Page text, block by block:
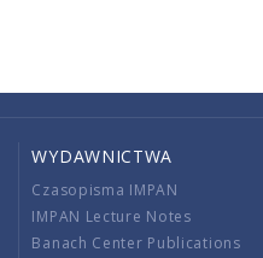
WYDAWNICTWA
Czasopisma IMPAN
IMPAN Lecture Notes
Banach Center Publications